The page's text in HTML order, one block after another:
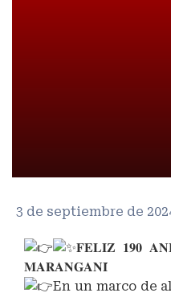
3 de septiembre de
𝐅𝐄𝐋𝐈𝐙 𝟏𝟗𝟎
𝐌𝐀𝐑𝐀𝐍𝐆𝐀𝐍𝐈́
En un marco de